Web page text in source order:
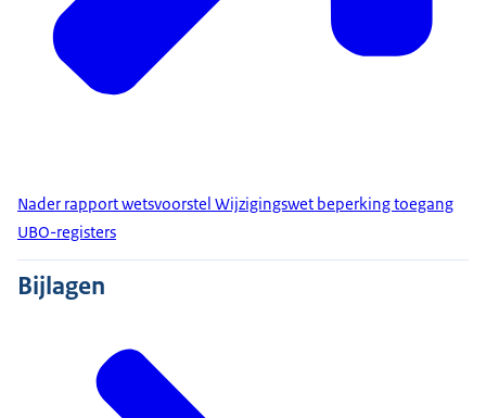
Nader rapport wetsvoorstel Wijzigingswet beperking toegang
UBO-registers
Bijlagen